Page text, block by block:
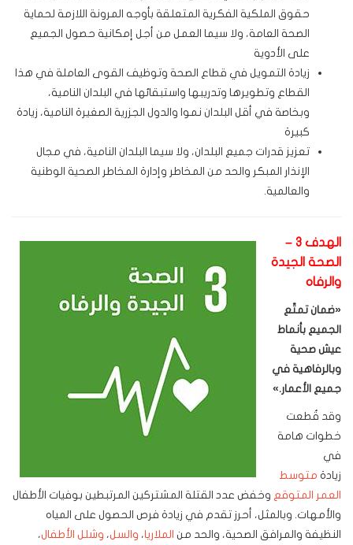
حقوق الملكية الفكرية المتعلقة بأوجه المرونة اللازمة لحماية
الصحة العامة، ولا سيما العمل من أجل إمكانية حصول الجميع
على الأدوية
زيادة التمويل في قطاع الصحة وتوظيف القوى العاملة في هذا
القطاع وتطويرها وتدريبها واستبقائها في البلدان النامية،
وبخاصة في أقل البلدان نموا والدول الجزرية الصغيرة النامية، زيادة
كبيرة
تعزيز قدرات جميع البلدان، ولا سيما البلدان النامية، في مجال
الإنذار المبكر والحد من المخاطر وإدارة المخاطر الصحية الوطنية
والعالمية.
الهدف 3 –
الصحة الجيدة
والرفاه
«ضمان تمتّع
الجميع بأنماط
عيش صحية
وبالرفاهية في
جميع الأعمار.»
وقد قُطعت
خطوات هامة
في
زيادة متوسط
العمر المتوقع وخفض عدد القتلة المشتركين المرتبطين بوفيات الأطفال
والأمهات. وبالمثل، أحرز تقدم في زيادة فرص الحصول على المياه
النظيفة والمرافق الصحية، والحد من الملاريا، والسل، وشلل الأطفال،